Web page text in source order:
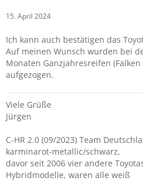
15. April 2024
Ich kann auch bestätigen das
Auf meinen Wunsch wurden bei
Monaten Ganzjahresreifen (Falken
aufgezogen.
Viele Grüße
Jürgen
C-HR 2.0 (09/2023) Team
karminarot-metallic/schwarz,
davor seit 2006 vier andere
Hybridmodelle, waren alle weiß